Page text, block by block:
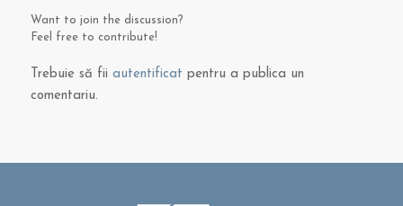
Want to join the discussion?
Feel free to contribute!
Trebuie să fii autentificat pentru a publica un
comentariu.